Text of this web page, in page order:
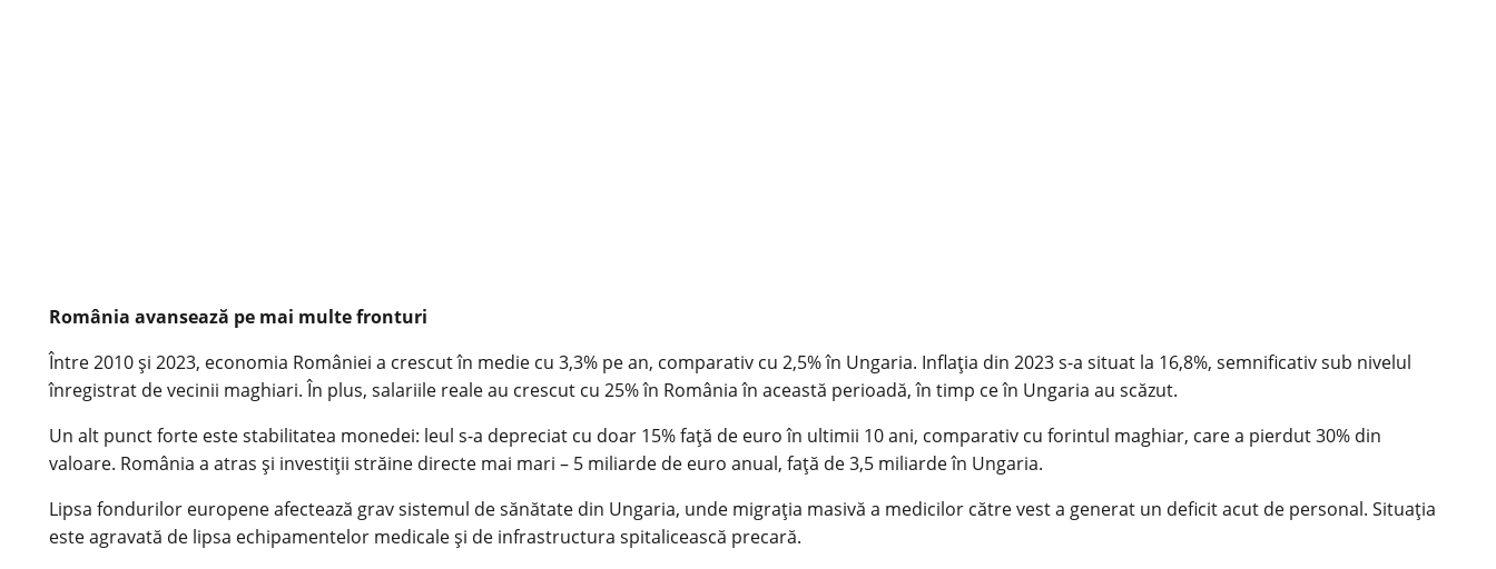
România avansează pe mai multe fronturi
Între 2010 și 2023, economia României a crescut în medie cu 3,3% pe an, comparativ cu 2,5% în Ungaria. Inflația din 2023 s-a situat la 16,8%, semnificativ sub nivelul
înregistrat de vecinii maghiari. În plus, salariile reale au crescut cu 25% în România în această perioadă, în timp ce în Ungaria au scăzut.
Un alt punct forte este stabilitatea monedei: leul s-a depreciat cu doar 15% față de euro în ultimii 10 ani, comparativ cu forintul maghiar, care a pierdut 30% din
valoare. România a atras și investiții străine directe mai mari – 5 miliarde de euro anual, față de 3,5 miliarde în Ungaria.
Lipsa fondurilor europene afectează grav sistemul de sănătate din Ungaria, unde migrația masivă a medicilor către vest a generat un deficit acut de personal. Situația
este agravată de lipsa echipamentelor medicale și de infrastructura spitalicească precară.